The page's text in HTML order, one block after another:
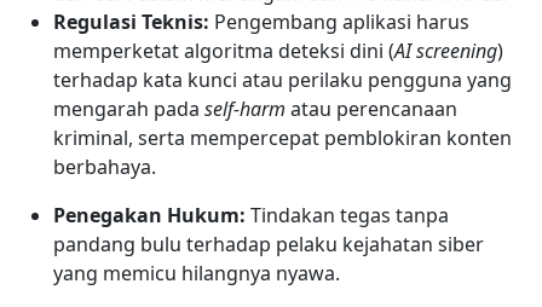
Regulasi Teknis: Pengembang aplikasi harus
memperketat algoritma deteksi dini (AI screening)
terhadap kata kunci atau perilaku pengguna yang
mengarah pada self-harm atau perencanaan
kriminal, serta mempercepat pemblokiran konten
berbahaya.
Penegakan Hukum: Tindakan tegas tanpa
pandang bulu terhadap pelaku kejahatan siber
yang memicu hilangnya nyawa.